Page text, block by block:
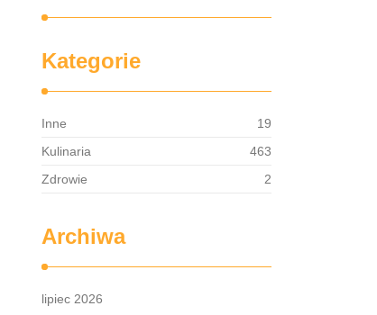
Kategorie
Inne
19
Kulinaria
463
Zdrowie
2
Archiwa
lipiec 2026